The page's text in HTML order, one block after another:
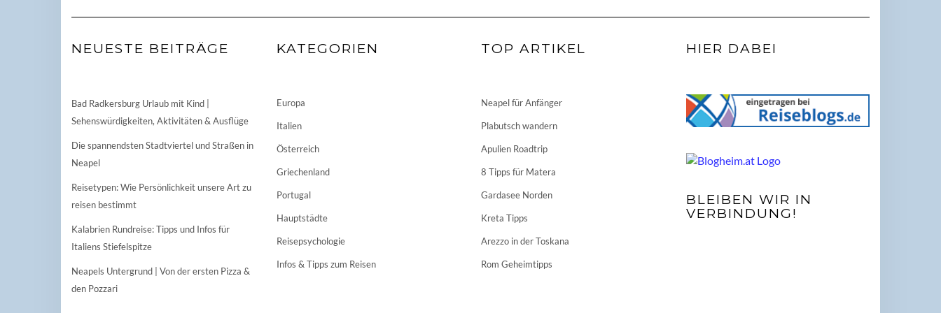
NEUESTE BEITRÄGE
Bad Radkersburg Urlaub mit Kind |
Sehenswürdigkeiten, Aktivitäten & Ausflüge
Die spannendsten Stadtviertel und Straßen in
Neapel
Reisetypen: Wie Persönlichkeit unsere Art zu
reisen bestimmt
Kalabrien Rundreise: Tipps und Infos für
Italiens Stiefelspitze
Neapels Untergrund | Von der ersten Pizza &
den Pozzari
KATEGORIEN
Europa
Italien
Österreich
Griechenland
Portugal
Hauptstädte
Reisepsychologie
Infos & Tipps zum Reisen
TOP ARTIKEL
Neapel für Anfänger
Plabutsch wandern
Apulien Roadtrip
8 Tipps für Matera
Gardasee Norden
Kreta Tipps
Arezzo in der Toskana
Rom Geheimtipps
HIER DABEI
BLEIBEN WIR IN
VERBINDUNG!